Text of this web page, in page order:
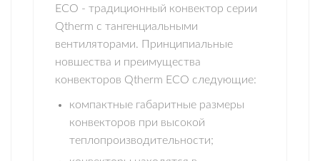
ECO - традиционный конвектор серии
Qtherm с тангенциальными
вентиляторами. Принципиальные
новшества и преимущества
конвекторов Qtherm ECO следующие:
компактные габаритные размеры
конвекторов при высокой
теплопроизводительности;